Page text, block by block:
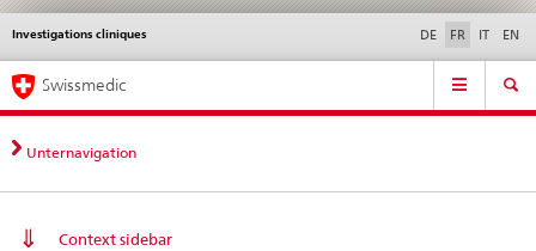
Navigation
directe:
actualités,
bases
contact
Actualités & Mises à
normes
Contact | Support &
aide
Investigations cliniques DE FR IT EN
Service
Navigation
Swissmedic
Unternavigation
Context sidebar